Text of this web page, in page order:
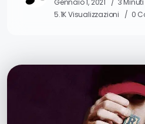
Gennaio 1, 2021
3
5.1K Visualizzazioni
0